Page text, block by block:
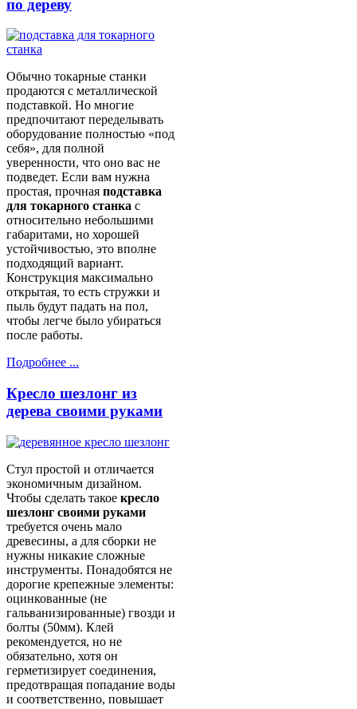
по дереву
Обычно токарные станки
продаются с металлической
подставкой. Но многие
предпочитают переделывать
оборудование полностью «под
себя», для полной
уверенности, что оно вас не
подведет. Если вам нужна
простая, прочная подставка
для токарного станка с
относительно небольшими
габаритами, но хорошей
устойчивостью, это вполне
подходящий вариант.
Конструкция максимально
открытая, то есть стружки и
пыль будут падать на пол,
чтобы легче было убираться
после работы.
Подробнее ...
Кресло шезлонг из
дерева своими руками
Стул простой и отличается
экономичным дизайном.
Чтобы сделать такое кресло
шезлонг своими руками
требуется очень мало
древесины, а для сборки не
нужны никакие сложные
инструменты. Понадобятся не
дорогие крепежные элементы:
оцинкованные (не
гальванизированные) гвозди и
болты (50мм). Клей
рекомендуется, но не
обязательно, хотя он
герметизирует соединения,
предотвращая попадание воды
и соответственно, повышает